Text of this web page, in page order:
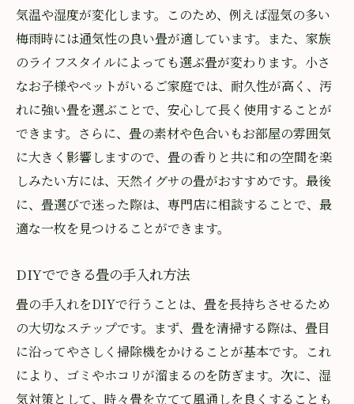
気温や湿度が変化します。このため、例えば湿気の多い
梅雨時には通気性の良い畳が適しています。また、家族
のライフスタイルによっても選ぶ畳が変わります。小さ
なお子様やペットがいるご家庭では、耐久性が高く、汚
れに強い畳を選ぶことで、安心して長く使用することが
できます。さらに、畳の素材や色合いもお部屋の雰囲気
に大きく影響しますので、畳の香りと共に和の空間を楽
しみたい方には、天然イグサの畳がおすすめです。最後
に、畳選びで迷った際は、専門店に相談することで、最
適な一枚を見つけることができます。
DIYでできる畳の手入れ方法
畳の手入れをDIYで行うことは、畳を長持ちさせるため
の大切なステップです。まず、畳を清掃する際は、畳目
に沿ってやさしく掃除機をかけることが基本です。これ
により、ゴミやホコリが溜まるのを防ぎます。次に、湿
気対策として、時々畳を立てて風通しを良くすることも